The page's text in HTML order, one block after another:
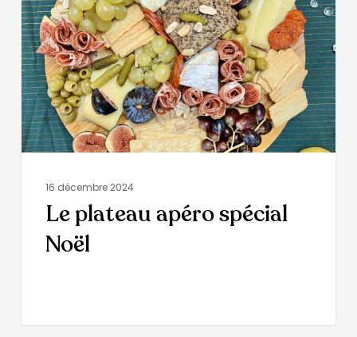
16 décembre 2024
Le plateau apéro spécial
Noël